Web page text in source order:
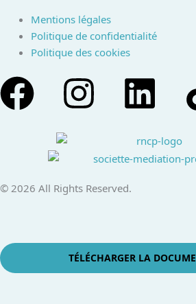
Mentions légales
Politique de confidentialité
Politique des cookies
F
e
b
o
I
s
t
a
g
L
i
n
e
d
© 2026 All Rights Reserved.
TÉLÉCHARGER LA